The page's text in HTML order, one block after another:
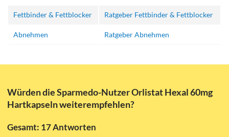
Fettbinder & Fettblocker Ratgeber Fettbinder & Fettblocker
Abnehmen Ratgeber Abnehmen
Würden die Sparmedo-Nutzer Orlistat Hexal 60mg
Hartkapseln weiterempfehlen?
Gesamt: 17 Antworten